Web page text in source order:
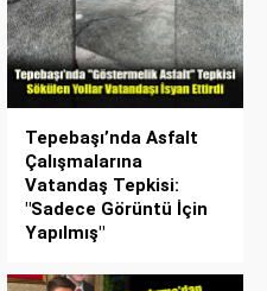
Tepebaşı’nda Asfalt
Çalışmalarına
Vatandaş Tepkisi:
"Sadece Görüntü İçin
Yapılmış"